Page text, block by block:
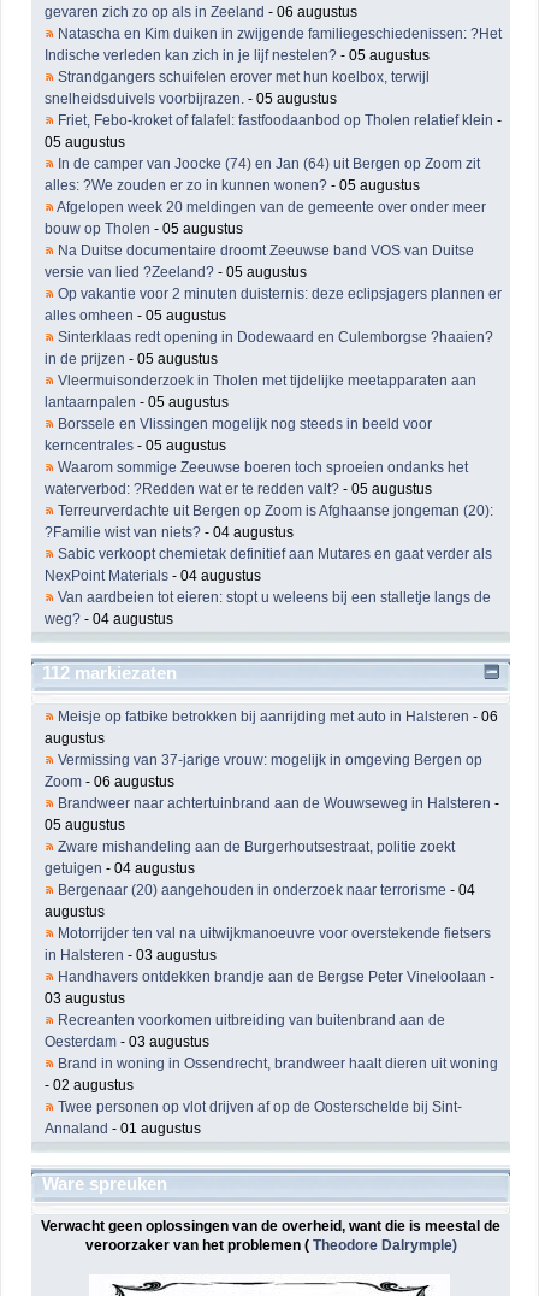
gevaren zich zo op als in Zeeland - 06 augustus
Natascha en Kim duiken in zwijgende familiegeschiedenissen: ?Het
Indische verleden kan zich in je lijf nestelen? - 05 augustus
Strandgangers schuifelen erover met hun koelbox, terwijl
snelheidsduivels voorbijrazen. - 05 augustus
Friet, Febo-kroket of falafel: fastfoodaanbod op Tholen relatief klein -
05 augustus
In de camper van Joocke (74) en Jan (64) uit Bergen op Zoom zit
alles: ?We zouden er zo in kunnen wonen? - 05 augustus
Afgelopen week 20 meldingen van de gemeente over onder meer
bouw op Tholen - 05 augustus
Na Duitse documentaire droomt Zeeuwse band VOS van Duitse
versie van lied ?Zeeland? - 05 augustus
Op vakantie voor 2 minuten duisternis: deze eclipsjagers plannen er
alles omheen - 05 augustus
Sinterklaas redt opening in Dodewaard en Culemborgse ?haaien?
in de prijzen - 05 augustus
Vleermuisonderzoek in Tholen met tijdelijke meetapparaten aan
lantaarnpalen - 05 augustus
Borssele en Vlissingen mogelijk nog steeds in beeld voor
kerncentrales - 05 augustus
Waarom sommige Zeeuwse boeren toch sproeien ondanks het
waterverbod: ?Redden wat er te redden valt? - 05 augustus
Terreurverdachte uit Bergen op Zoom is Afghaanse jongeman (20):
?Familie wist van niets? - 04 augustus
Sabic verkoopt chemietak definitief aan Mutares en gaat verder als
NexPoint Materials - 04 augustus
Van aardbeien tot eieren: stopt u weleens bij een stalletje langs de
weg? - 04 augustus
112 markiezaten
Meisje op fatbike betrokken bij aanrijding met auto in Halsteren - 06
augustus
Vermissing van 37-jarige vrouw: mogelijk in omgeving Bergen op
Zoom - 06 augustus
Brandweer naar achtertuinbrand aan de Wouwseweg in Halsteren -
05 augustus
Zware mishandeling aan de Burgerhoutsestraat, politie zoekt
getuigen - 04 augustus
Bergenaar (20) aangehouden in onderzoek naar terrorisme - 04
augustus
Motorrijder ten val na uitwijkmanoeuvre voor overstekende fietsers
in Halsteren - 03 augustus
Handhavers ontdekken brandje aan de Bergse Peter Vineloolaan -
03 augustus
Recreanten voorkomen uitbreiding van buitenbrand aan de
Oesterdam - 03 augustus
Brand in woning in Ossendrecht, brandweer haalt dieren uit woning
- 02 augustus
Twee personen op vlot drijven af op de Oosterschelde bij Sint-
Annaland - 01 augustus
Ware spreuken
Verwacht geen oplossingen van de overheid, want die is meestal de
veroorzaker van het problemen (Theodore Dalrymple)